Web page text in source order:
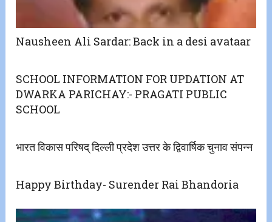
Nausheen Ali Sardar: Back in a desi avataar
SCHOOL INFORMATION FOR UPDATION AT
DWARKA PARICHAY:- PRAGATI PUBLIC
SCHOOL
भारत विकास परिषद् दिल्ली प्रदेश उत्तर के द्विवार्षिक चुनाव संपन्न
Happy Birthday- Surender Rai Bhandoria